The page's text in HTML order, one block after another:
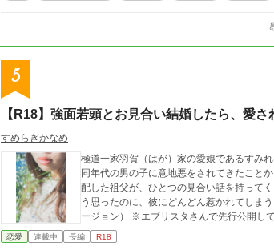
5
【R18】強面若頭とお見合い結婚したら、愛さ
すめらぎかなめ
極道一家羽賀（はが）家の愛娘であるすみ
同年代の男の子に意地悪をされてきたこと
配した祖父が、ひとつの見合い話を持っ
う思ったのに、彼にどんどん惹かれてし
ージョン） ※エブリスタさんで先行公開し
恋愛 連載中 長編 R18